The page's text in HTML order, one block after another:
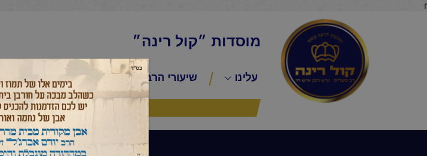
r
מוסדות ״קול רינה״
עלינו שיעורי הרב שיעורי החיד״א